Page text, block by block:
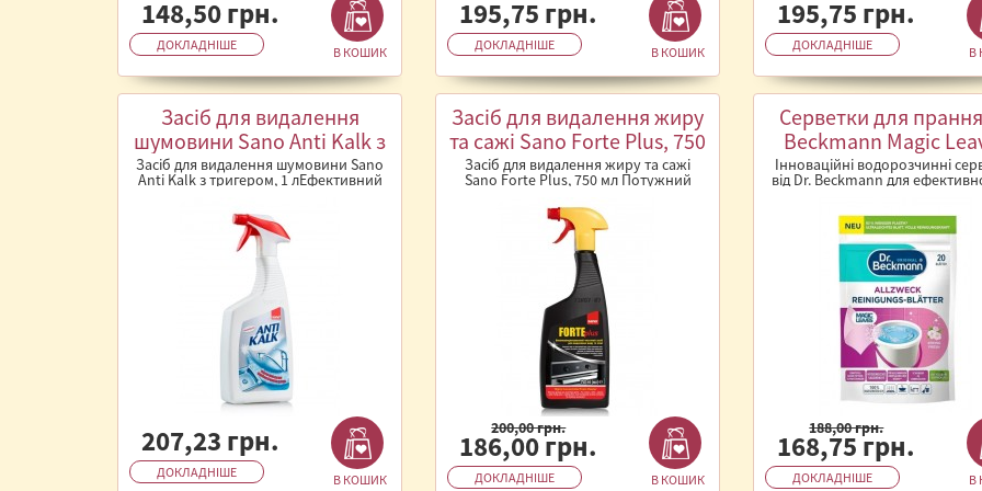
148,50 грн.
ДОКЛАДНІШЕ В КОШИК
195,75 грн.
ДОКЛАДНІШЕ В КОШИК
195,75 грн.
ДОКЛАДНІШЕ В
Засіб для видалення
шумовини Sano Anti Kalk з
тригером, 1 л
Засіб для видалення шумовини Sano
Anti Kalk з тригером, 1 лЕфективний
207,23 грн.
ДОКЛАДНІШЕ В КОШИК
Засіб для видалення жиру
та сажі Sano Forte Plus, 750
мл
Засіб для видалення жиру та сажі
Sano Forte Plus, 750 мл Потужний
200,00 грн.
186,00 грн.
ДОКЛАДНІШЕ В КОШИК
Серветки для
Beckmann Magic
Pink 20 шт
Інноваційні водорозчинні
від Dr. Beckmann для
188,00 грн.
168,75 грн.
ДОКЛАДНІШЕ В